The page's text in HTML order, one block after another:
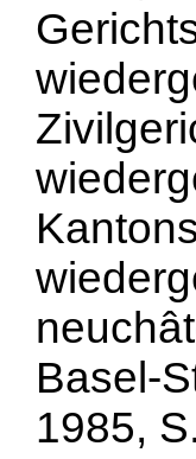
Basel-
1985,